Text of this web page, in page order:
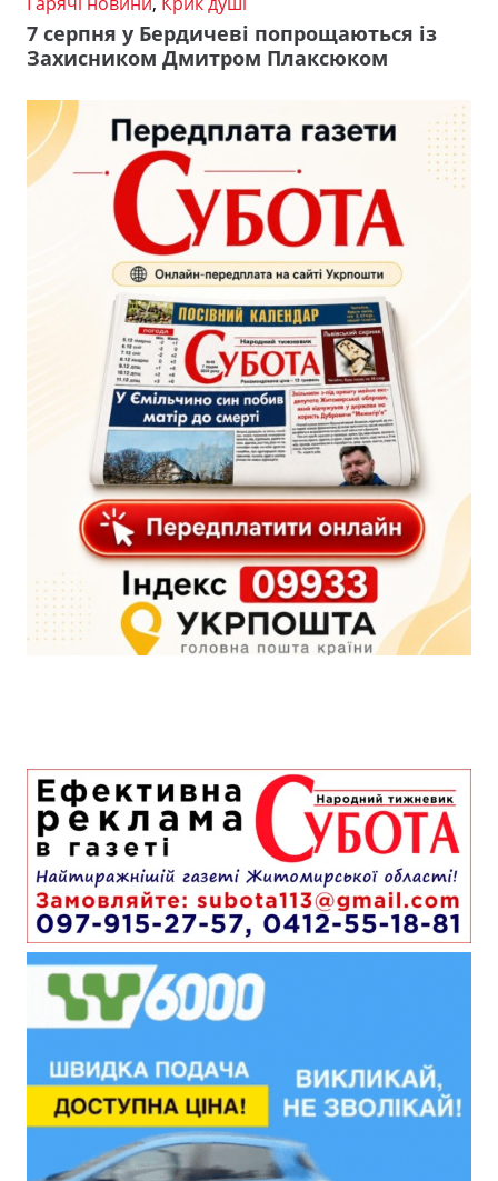
7 серпня у Бердичеві попрощаються із
Захисником Дмитром Плаксюком